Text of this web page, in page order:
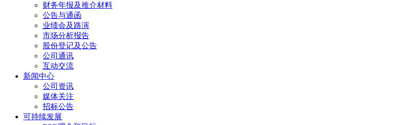
财务年报及推介材料
公告与通函
业绩会及路演
市场分析报告
股份登记及公告
公司通讯
互动交流
新闻中心
公司资讯
媒体关注
招标公告
可持续发展